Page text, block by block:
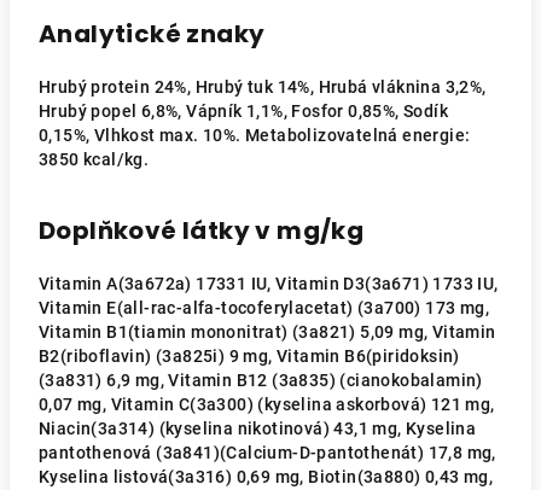
Analytické znaky
Hrubý protein 24%, Hrubý tuk 14%, Hrubá vláknina 3,2%,
Hrubý popel 6,8%, Vápník 1,1%, Fosfor 0,85%, Sodík
0,15%, Vlhkost max. 10%. Metabolizovatelná energie:
3850 kcal/kg.
Doplňkové látky v mg/kg
Vitamin A(3a672a) 17331 IU, Vitamin D3(3a671) 1733 IU,
Vitamin E(all-rac-alfa-tocoferylacetat) (3a700) 173 mg,
Vitamin B1(tiamin mononitrat) (3a821) 5,09 mg, Vitamin
B2(riboflavin) (3a825i) 9 mg, Vitamin B6(piridoksin)
(3a831) 6,9 mg, Vitamin B12 (3a835) (cianokobalamin)
0,07 mg, Vitamin C(3a300) (kyselina askorbová) 121 mg,
Niacin(3a314) (kyselina nikotinová) 43,1 mg, Kyselina
pantothenová (3a841)(Calcium-D-pantothenát) 17,8 mg,
Kyselina listová(3a316) 0,69 mg, Biotin(3a880) 0,43 mg,